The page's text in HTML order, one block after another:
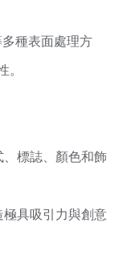
種表面處理方
。
標誌、顏色和飾
具吸引力與創意